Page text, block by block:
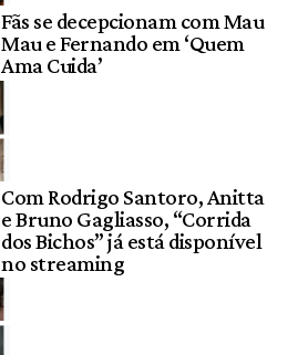
Fãs se decepcionam com Mau
Mau e Fernando em ‘Quem
Ama Cuida’
Com Rodrigo Santoro, Anitta
e Bruno Gagliasso, “Corrida
dos Bichos” já está disponível
no streaming